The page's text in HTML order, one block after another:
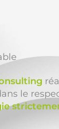
le